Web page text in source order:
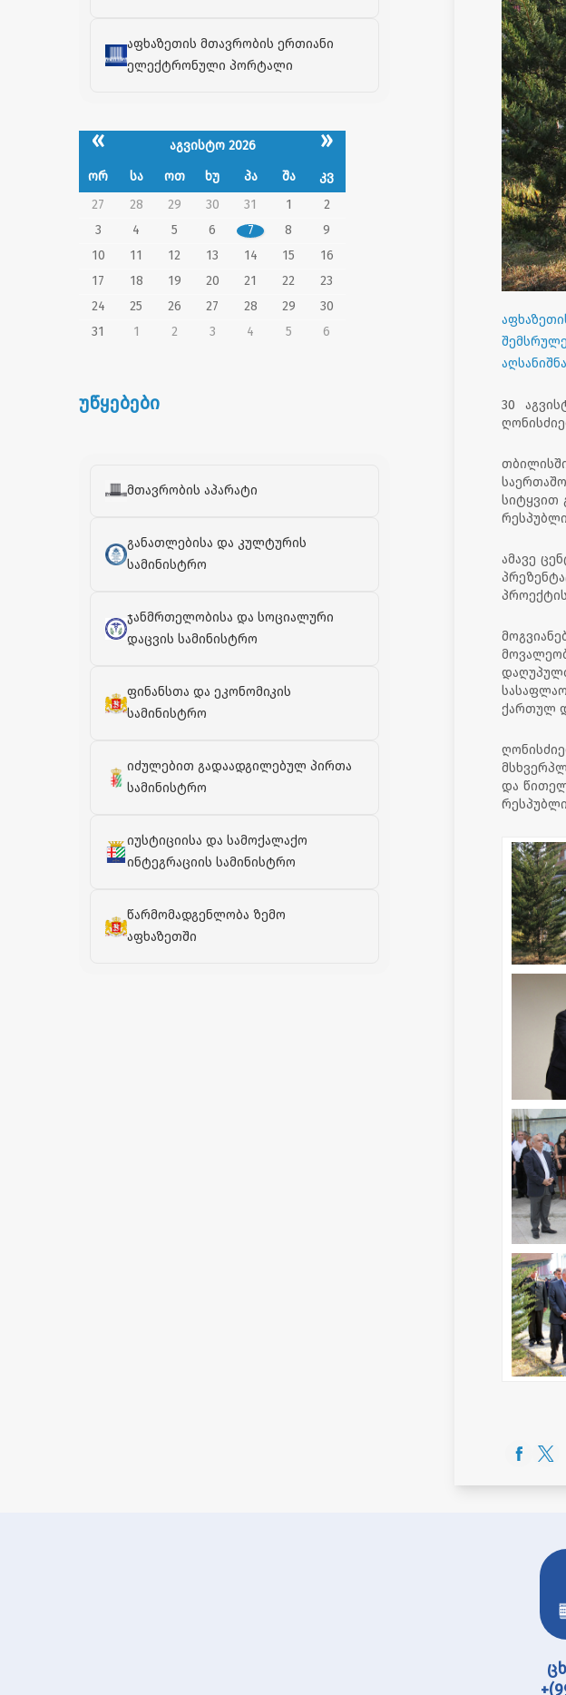
აფხაზეთის მთავრობის ერთიანი
ელექტრონული პორტალი
« აგვისტო 2026 »
ორ სა ოთ ხუ პა შა
კვ
27
28 29 30 31 1
2
3
4 5 6 7 8
9
10
11 12 13 14 15
16
17
18 19 20 21 22
23
24
25 26 27 28 29
30
31
1 2 3 4 5 6
უწყებები
მთავრობის აპარატი
განათლებისა და კულტურის
სამინისტრო
ჯანმრთელობისა და სოციალური
დაცვის სამინისტრო
ფინანსთა და ეკონომიკის
სამინისტრო
იძულებით გადაადგილებულ პირთა
სამინისტრო
იუსტიციისა და სამოქალაქო
ინტეგრაციის სამინისტრო
წარმომადგენლობა ზემო
აფხაზეთში
30
სიტყვით
ამავე
ქართულ
და